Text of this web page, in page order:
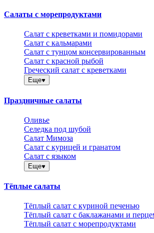
Салаты с морепродуктами
Салат с креветками и помидорами
Салат с кальмарами
Салат с тунцом консервированным
Салат с красной рыбой
Греческий салат с креветками
Еще
Праздничные салаты
Оливье
Селедка под шубой
Салат Мимоза
Салат с курицей и гранатом
Салат с языком
Еще
Тёплые салаты
Тёплый салат с куриной печенью
Тёплый салат с баклажанами и
Тёплый салат с морепродуктами